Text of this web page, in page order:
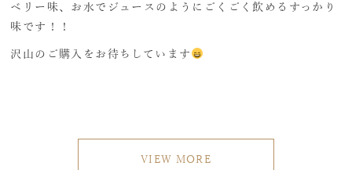
ベリー味、お水でジュースのようにごくごく飲めるすっかり
味です！！
沢山のご購入をお待ちしています
VIEW MORE